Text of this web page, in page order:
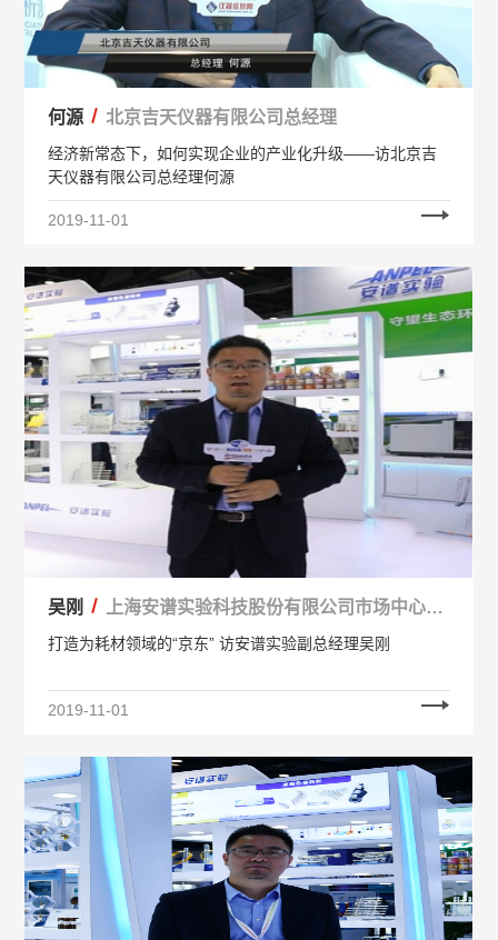
何源 北京吉天仪器有限公司总经理
经济新常态下，如何实现企业的产业化升级——访北京吉
天仪器有限公司总经理何源
2019-11-01
吴刚
上海安谱实验科技股份有限公司市场中心副
总经理
打造为耗材领域的“京东” 访安谱实验副总经理吴刚
2019-11-01